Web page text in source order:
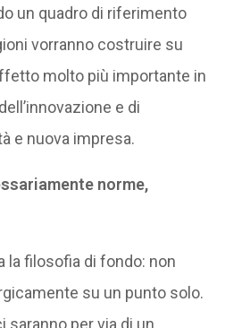
un quadro di riferimento
vorranno costruire su
molto più importante in
e di
e nuova impresa.
norme,
la filosofia di fondo: non
su un punto solo.
per via di un